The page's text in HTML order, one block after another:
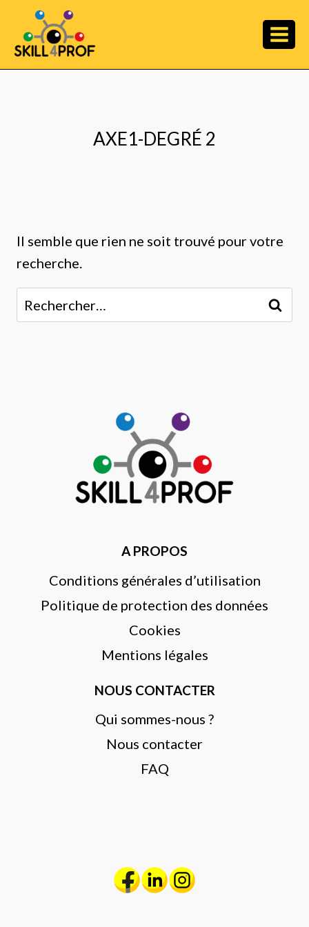
AXE1-DEGRÉ 2
Il semble que rien ne soit trouvé pour votre
recherche.
A PROPOS
Conditions générales d’utilisation
Politique de protection des données
Cookies
Mentions légales
NOUS CONTACTER
Qui sommes-nous ?
Nous contacter
FAQ